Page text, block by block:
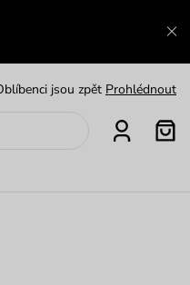
Zobrazit
jsou zpět Prohlédnout